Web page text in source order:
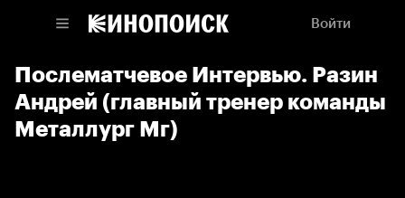
Войти
Послематчевое Интервью. Разин
Андрей (главный тренер команды
Металлург Мг)